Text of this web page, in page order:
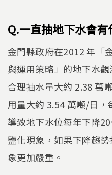
Q.一直抽地下水會有
金門縣政府在2012 年「
與運用策略」的地下水
合理抽水量大約 2.38 萬
用量大約 3.54 萬噸/日，
導致地下水位每年下降
鹽化現象，如果下降趨
象更加嚴重。